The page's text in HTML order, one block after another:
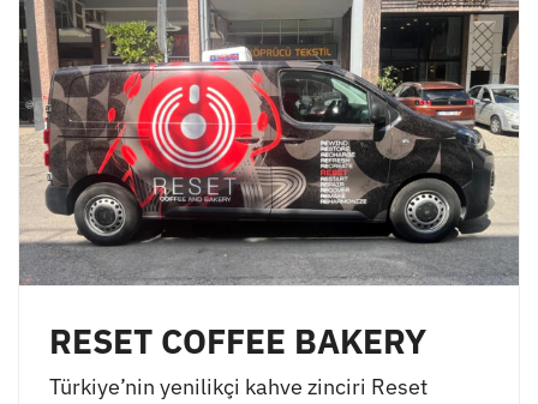
RESET COFFEE BAKERY
Türkiye’nin yenilikçi kahve zinciri Reset